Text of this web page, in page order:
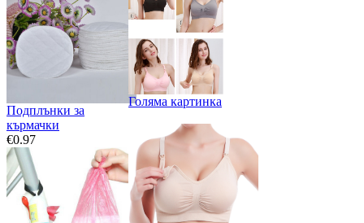
Подплънки за
кърмачки
€0.97
Голяма картинка